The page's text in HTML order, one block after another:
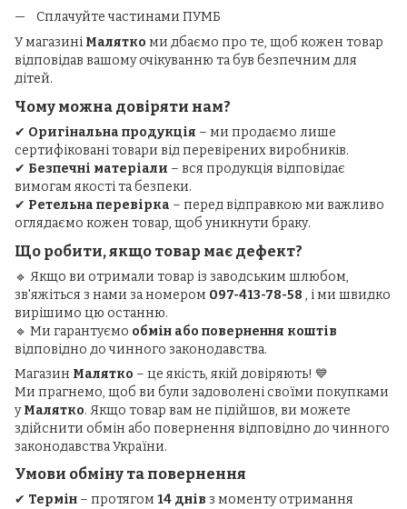
Сплачуйте частинами ПУМБ
У магазині Малятко ми дбаємо про те, щоб кожен товар
відповідав вашому очікуванню та був безпечним для
дітей.
Чому можна довіряти нам?
✔ Оригінальна продукція – ми продаємо лише
сертифіковані товари від перевірених виробників.
✔ Безпечні матеріали – вся продукція відповідає
вимогам якості та безпеки.
✔ Ретельна перевірка – перед відправкою ми важливо
оглядаємо кожен товар, щоб уникнути браку.
Що робити, якщо товар має дефект?
🔹 Якщо ви отримали товар із заводським шлюбом,
зв'яжіться з нами за номером 097-413-78-58 , і ми швидко
вирішимо цю останню.
🔹 Ми гарантуємо обмін або повернення коштів
відповідно до чинного законодавства.
Магазин Малятко – це якість, якій довіряють! 💙
Ми прагнемо, щоб ви були задоволені своїми покупками
уМалятко. Якщо товар вам не підійшов, ви можете
здійснити обмін або повернення відповідно до чинного
законодавства України.
Умови обміну та повернення
✔ Термін – протягом 14 днів з моменту отримання